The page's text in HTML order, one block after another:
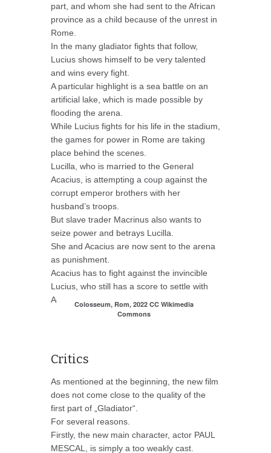
part, and whom she had sent to the African
province as a child because of the unrest in
Rome.
In the many gladiator fights that follow,
Lucius shows himself to be very talented
and wins every fight.
A particular highlight is a sea battle on an
artificial lake, which is made possible by
flooding the arena.
While Lucius fights for his life in the stadium,
the games for power in Rome are taking
place behind the scenes.
Lucilla, who is married to the General
Acacius, is attempting a coup against the
corrupt emperor brothers with her
husband’s troops.
But slave trader Macrinus also wants to
seize power and betrays Lucilla.
She and Acacius are now sent to the arena
as punishment.
Acacius has to fight against the invincible
Lucius, who still has a score to settle with
Acacius.Colosseum, Rom, 2022 CC Wikimedia
Commons
Critics
As mentioned at the beginning, the new film
does not come close to the quality of the
first part of „Gladiator“.
For several reasons.
Firstly, the new main character, actor PAUL
MESCAL, is simply a too weakly cast.